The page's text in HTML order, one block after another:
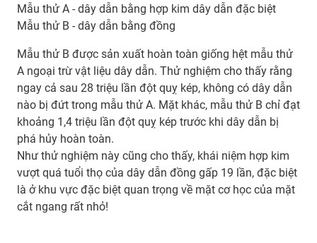
Mẫu thử A - dây dẫn bằng hợp kim dây dẫn đặc biệt
Mẫu thử B - dây dẫn bằng đồng
Mẫu thử B được sản xuất hoàn toàn giống hệt mẫu thử
A ngoại trừ vật liệu dây dẫn. Thử nghiệm cho thấy rằng
ngay cả sau 28 triệu lần đột quỵ kép, không có dây dẫn
nào bị đứt trong mẫu thử A. Mặt khác, mẫu thử B chỉ đạt
khoảng 1,4 triệu lần đột quỵ kép trước khi dây dẫn bị
phá hủy hoàn toàn.
Như thử nghiệm này cũng cho thấy, khái niệm hợp kim
vượt quá tuổi thọ của dây dẫn đồng gấp 19 lần, đặc biệt
là ở khu vực đặc biệt quan trọng về mặt cơ học của mặt
cắt ngang rất nhỏ!